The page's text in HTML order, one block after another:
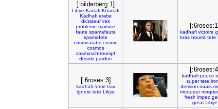
[:bilderberg:1]
Libye Kadafi Khadafi
Kadhafi arabe
dictateur irak
probleme maitrise
faute spamafaute
spamafote
cosmoarabe cosmo
cosmos
cosmoschtroumpf
desole pardon
kadhafi victoire
bras hourra tete
[:6roses:3]
kadhafi fume trav
ignore tete Libye
kadhafi pouce
super tete
derision ouais
moqueur moquer
fresh impec
great Libye